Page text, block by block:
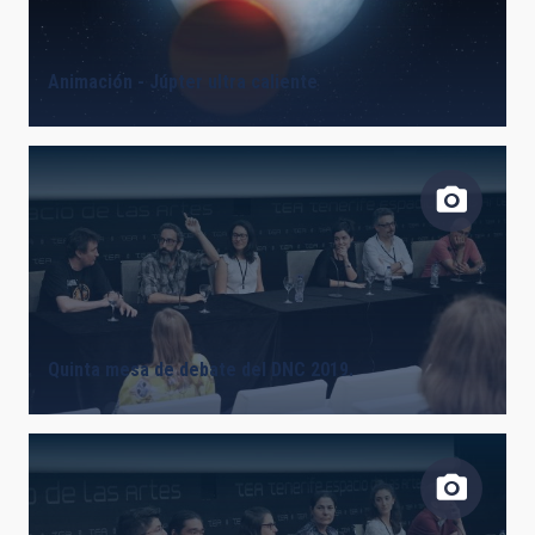
Animación - Júpter ultra caliente
Quinta mesa de debate del DNC 2019.